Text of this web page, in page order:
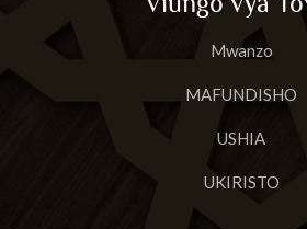
Mwanzo
MAFUNDISHO
USHIA
UKIRISTO